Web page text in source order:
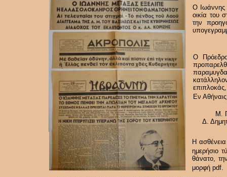
Ο Ιωάννης
οικία του
την
Ο
Εν
Μ.
Δ.
Η
ημερήσιο
θάνατο,
μορφή pdf.